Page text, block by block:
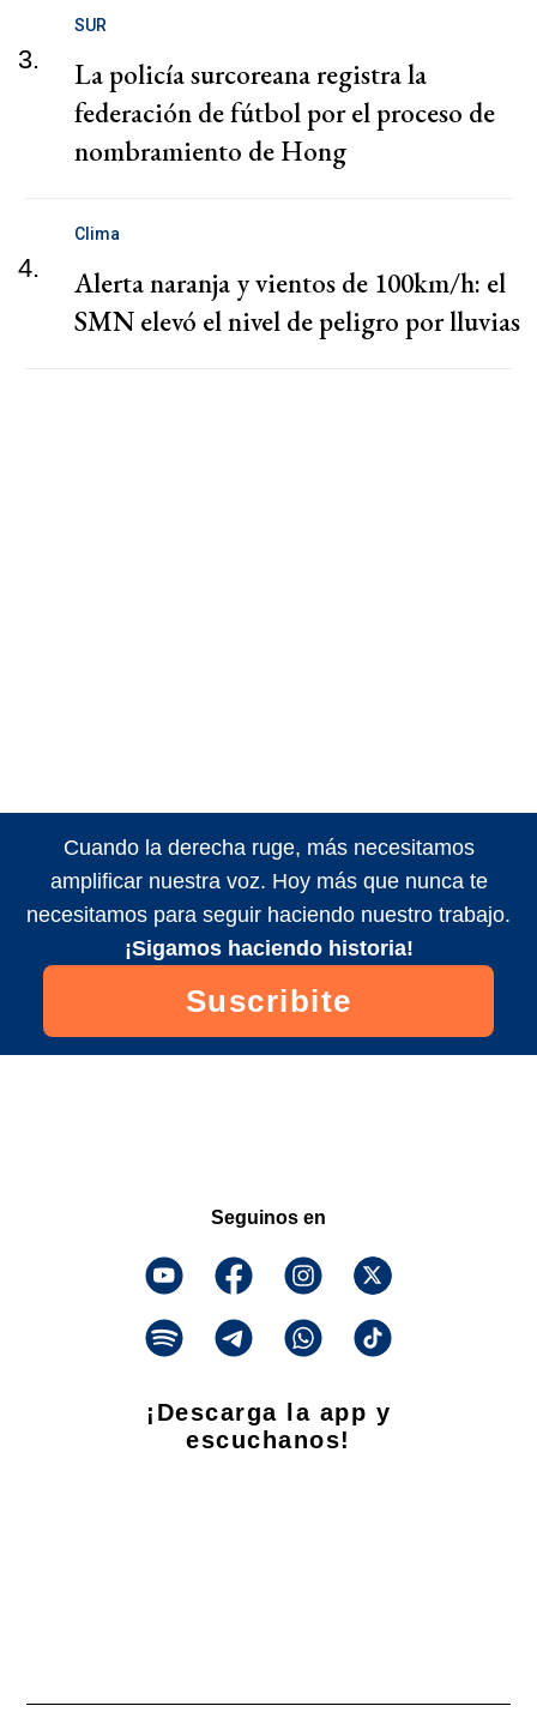
3.
SUR
La policía surcoreana registra la
federación de fútbol por el proceso de
nombramiento de Hong
4.
Clima
Alerta naranja y vientos de 100km/h: el
SMN elevó el nivel de peligro por lluvias
Cuando la derecha ruge, más necesitamos
amplificar nuestra voz. Hoy más que nunca te
necesitamos para seguir haciendo nuestro trabajo.
¡Sigamos haciendo historia!
Suscribite
Seguinos en
¡Descarga la app y
escuchanos!